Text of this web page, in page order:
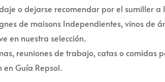
o dejarse recomendar por el sumiller
de maisons Independientes, vinos de
en nuestra selección.
reuniones de trabajo, catas o comidas
Guía Repsol.